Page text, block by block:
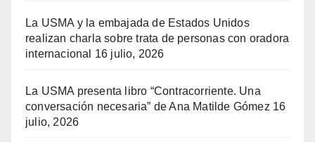
La USMA y la embajada de Estados Unidos
realizan charla sobre trata de personas con oradora
internacional
16 julio, 2026
La USMA presenta libro “Contracorriente. Una
conversación necesaria” de Ana Matilde Gómez 16
julio, 2026